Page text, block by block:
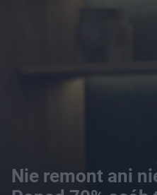
Nie remont ani